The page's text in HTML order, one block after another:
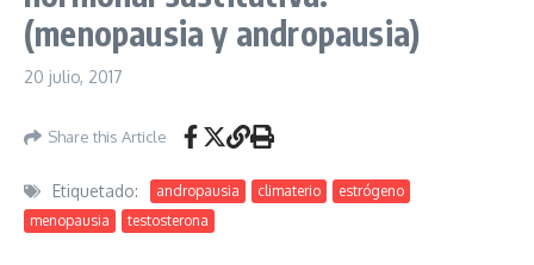
(menopausia y andropausia)
20 julio, 2017
Share this Article
Etiquetado: andropausia climaterio
estrógeno
menopausia
testosterona